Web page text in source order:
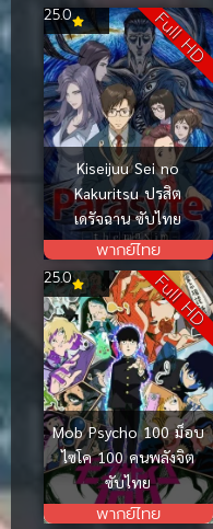
Full HD
Kiseijuu Sei no
Kakuritsu ปรสิต
เดรัจฉาน ซับไทย
พากย์ไทย
25.0
Full HD
Mob Psycho 100 ม็อบ
ไซโค 100 คนพลังจิต
ซับไทย
พากย์ไทย
25.0